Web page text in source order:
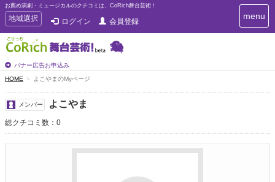
お薦め演劇・ミュージカルのクチコミは、CoRich舞台芸術！
T
o
g
g
e
n
a
v
i
g
a
t
地域選択 ログイン 会員登録
バナー広告お申込み
T
o
menu
HOME よこやまのMyページ
メンバー よこやま
総クチコミ数：0